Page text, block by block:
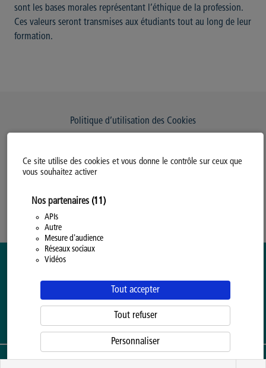
Ce site utilise des cookies et vous donne le contrôle sur ceux que
vous souhaitez activer
Nos partenaires (11)
APIs
Autre
Mesure d'audience
Réseaux sociaux
Vidéos
Tout accepter
Tout refuser
Personnaliser
sont les bases morales représentant l’éthique de la profession.
Ces valeurs seront transmises aux étudiants tout au long de leur
formation.
Politique d’utilisation des Cookies
Politique Générale de Confidentialité
ENSEIGNEMENT SUPÉRIEUR ORGANISÉ PAR LAPROVINCE DE HAINAUT